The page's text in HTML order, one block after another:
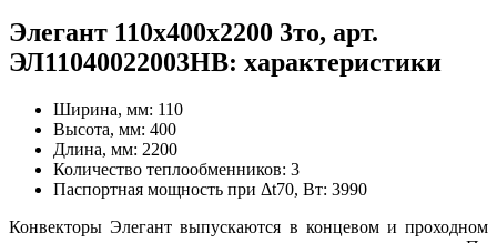
Элегант 110x400x2200 3то, арт.
ЭЛ11040022003НВ: характеристики
Ширина, мм: 110
Высота, мм: 400
Длина, мм: 2200
Количество теплообменников: 3
Паспортная мощность при Δt70, Вт: 3990
Конвекторы Элегант выпускаются в концевом и проходном